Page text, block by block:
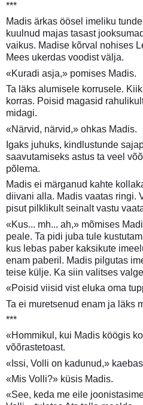
***
Madis ärkas öösel imeliku
kuulnud majas tasast
vaikus. Madise kõrval nohises
Mees ukerdas voodist välja.
«Kuradi asja,» pomises Madis.
Ta läks alumisele korrusele.
korras. Poisid magasid
midagi.
«Närvid, närvid,» ohkas Madis.
Igaks juhuks, kindlustunde
saavutamiseks astus ta veel
põlema.
Madis ei märganud kahte
diivani alla. Madis vaatas ringi.
pisut pilklikult seinalt vastu
«Kus... mh... ah,» mõmises
peale. Ta pidi juba tule
kus lebas paber kaksikute
enam paberil. Madis pilgutas
teise külje. Ka siin valitses
«Poisid viisid vist eluka oma
Ta ei muretsenud enam ja läks
***
«Hommikul, kui Madis köögis
võõrastetoast.
«Issi, Volli on kadunud,»
«Mis Volli?» küsis Madis.
«See, keda me eile